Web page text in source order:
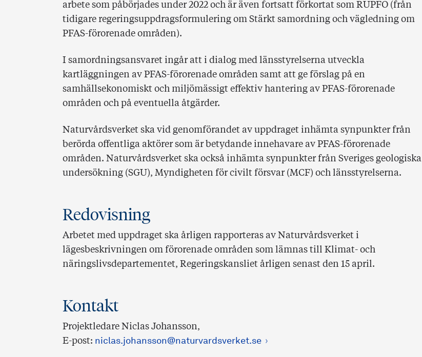
arbete som påbörjades under 2022 och är även fortsatt förkortat som RUPFO (från
tidigare regeringsuppdragsformulering om Stärkt samordning och vägledning om
PFAS-förorenade områden).
I samordningsansvaret ingår att i dialog med länsstyrelserna utveckla
kartläggningen av PFAS-förorenade områden samt att ge förslag på en
samhällsekonomiskt och miljömässigt effektiv hantering av PFAS-förorenade
områden och på eventuella åtgärder.
Naturvårdsverket ska vid genomförandet av uppdraget inhämta synpunkter från
berörda offentliga aktörer som är betydande innehavare av PFAS-förorenade
områden. Naturvårdsverket ska också inhämta synpunkter från Sveriges geologiska
undersökning (SGU), Myndigheten för civilt försvar (MCF) och länsstyrelserna.
Redovisning
Arbetet med uppdraget ska årligen rapporteras av Naturvårdsverket i
lägesbeskrivningen om förorenade områden som lämnas till Klimat- och
näringslivsdepartementet, Regeringskansliet årligen senast den 15 april.
Kontakt
Projektledare Niclas Johansson,
E-post: niclas.johansson@naturvardsverket.se